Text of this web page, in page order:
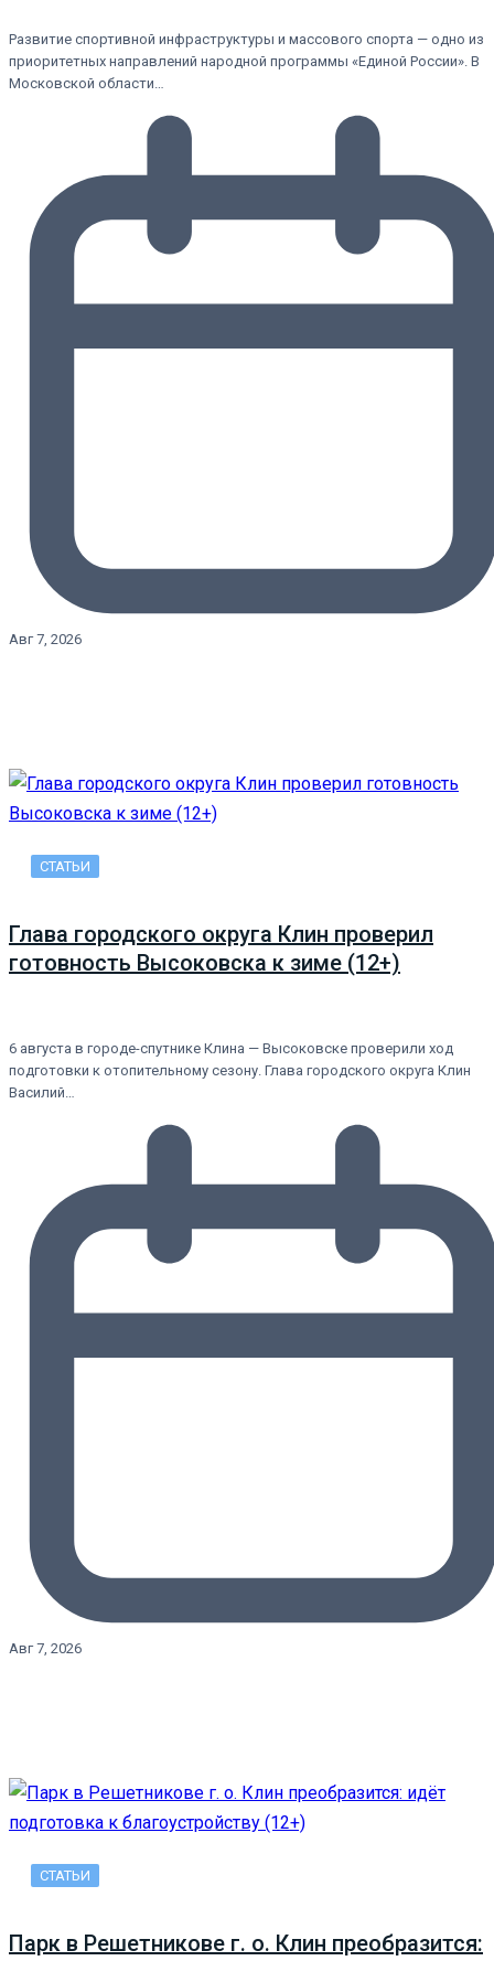
Развитие спортивной инфраструктуры и массового спорта — одно из
приоритетных направлений народной программы «Единой России». В
Московской области…
Авг 7, 2026
СТАТЬИ
Глава городского округа Клин проверил
готовность Высоковска к зиме (12+)
6 августа в городе-спутнике Клина — Высоковске проверили ход
подготовки к отопительному сезону. Глава городского округа Клин
Василий…
Авг 7, 2026
СТАТЬИ
Парк в Решетникове г. о. Клин преобразится: